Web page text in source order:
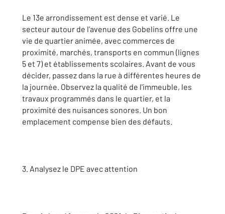
Le 13e arrondissement est dense et varié. Le
secteur autour de l'avenue des Gobelins offre une
vie de quartier animée, avec commerces de
proximité, marchés, transports en commun (lignes
5 et 7) et établissements scolaires. Avant de vous
décider, passez dans la rue à différentes heures de
la journée. Observez la qualité de l'immeuble, les
travaux programmés dans le quartier, et la
proximité des nuisances sonores. Un bon
emplacement compense bien des défauts.
3. Analysez le DPE avec attention